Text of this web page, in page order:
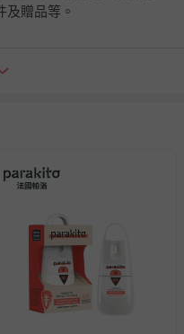
及贈品等。
媽咪愛負責處理，若非瑕疵
。若有相關退貨問題，請
計算，活動贈品亦需一併退
定，不適用七天鑑賞期/猶